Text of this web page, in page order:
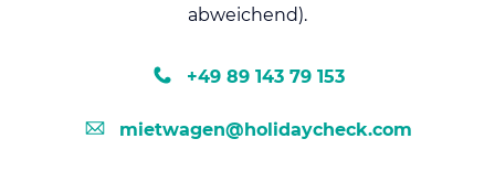
abweichend).
+49 89 143 79 153
mietwagen@holidaycheck.com